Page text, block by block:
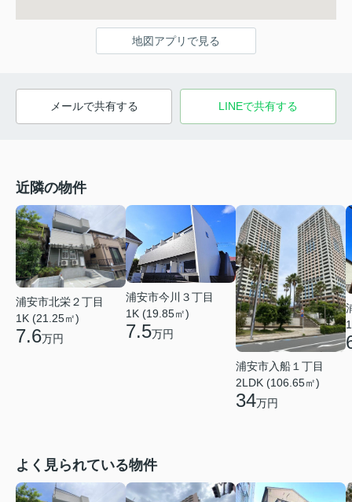
地図アプリで見る
メールで共有する LINEで共有する
近隣の物件
浦安市北栄２丁目
1K (21.25㎡)
7.6万円
浦安市今川３丁目
1K (19.85㎡)
7.5万円
浦安市入船１丁目
2LDK (106.65㎡)
34万円
よく見られている物件